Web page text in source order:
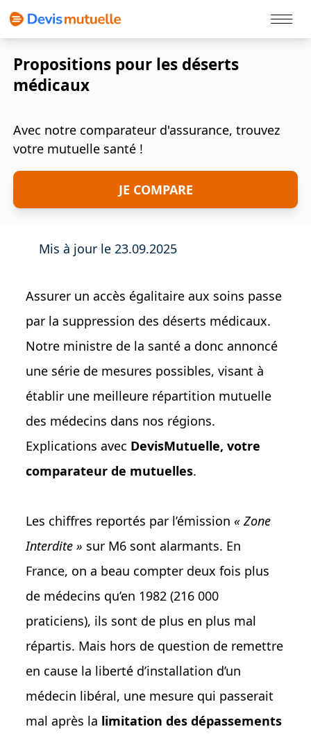
Propositions pour les déserts
médicaux
Avec notre comparateur d'assurance, trouvez
votre mutuelle santé !
JE COMPARE
Mis à jour le 23.09.2025
Assurer un accès égalitaire aux soins passe
par la suppression des déserts médicaux.
Notre ministre de la santé a donc annoncé
une série de mesures possibles, visant à
établir une meilleure répartition mutuelle
des médecins dans nos régions.
Explications avec DevisMutuelle, votre
comparateur de mutuelles.
Les chiffres reportés par l’émission « Zone
Interdite » sur M6 sont alarmants. En
France, on a beau compter deux fois plus
de médecins qu’en 1982 (216 000
praticiens), ils sont de plus en plus mal
répartis. Mais hors de question de remettre
en cause la liberté d’installation d’un
médecin libéral, une mesure qui passerait
mal après la limitation des dépassements
Politique Cookies